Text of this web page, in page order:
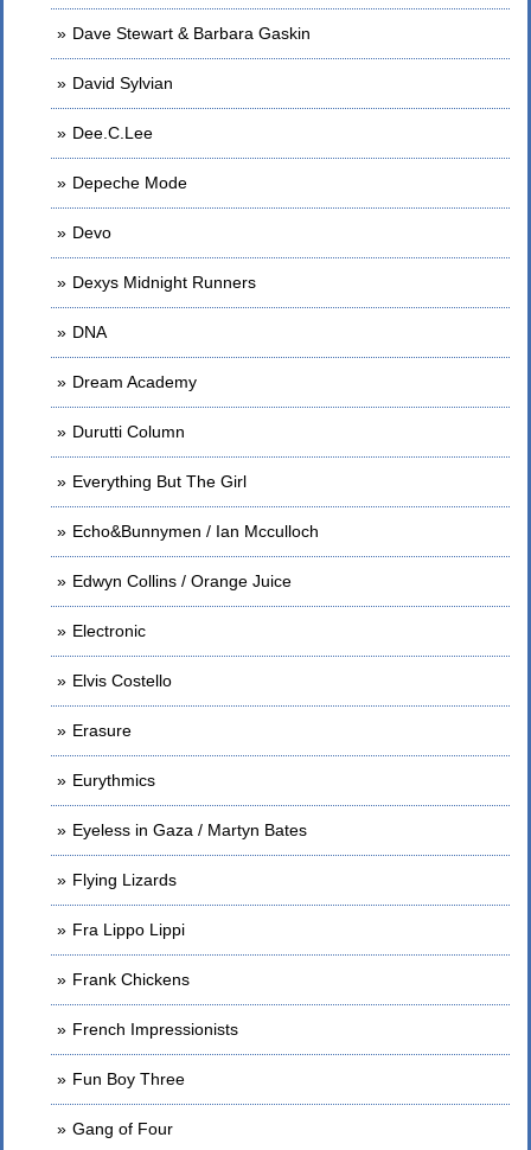
Dave Stewart & Barbara Gaskin
David Sylvian
Dee.C.Lee
Depeche Mode
Devo
Dexys Midnight Runners
DNA
Dream Academy
Durutti Column
Everything But The Girl
Echo&Bunnymen / Ian Mcculloch
Edwyn Collins / Orange Juice
Electronic
Elvis Costello
Erasure
Eurythmics
Eyeless in Gaza / Martyn Bates
Flying Lizards
Fra Lippo Lippi
Frank Chickens
French Impressionists
Fun Boy Three
Gang of Four